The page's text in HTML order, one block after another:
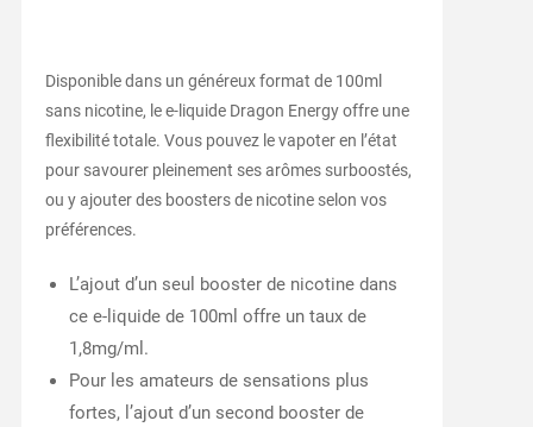
Disponible dans un généreux format de 100ml
sans nicotine, le e-liquide Dragon Energy offre une
flexibilité totale. Vous pouvez le vapoter en l’état
pour savourer pleinement ses arômes surboostés,
ou y ajouter des boosters de nicotine selon vos
préférences.
L’ajout d’un seul booster de nicotine dans
ce e-liquide de 100ml offre un taux de
1,8mg/ml.
Pour les amateurs de sensations plus
fortes, l’ajout d’un second booster de